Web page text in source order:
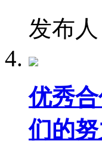
发布
优秀
们的努